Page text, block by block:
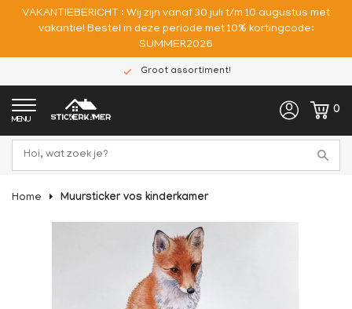
VAKANTIEBERICHT : Wij zijn vanaf 30 juli t/m 10 augustus met
vakantie! Bestel in deze periode met 10% kortingcode:
SUMMER2026
Groot assortiment!
MENU
0
Home Muursticker vos kinderkamer